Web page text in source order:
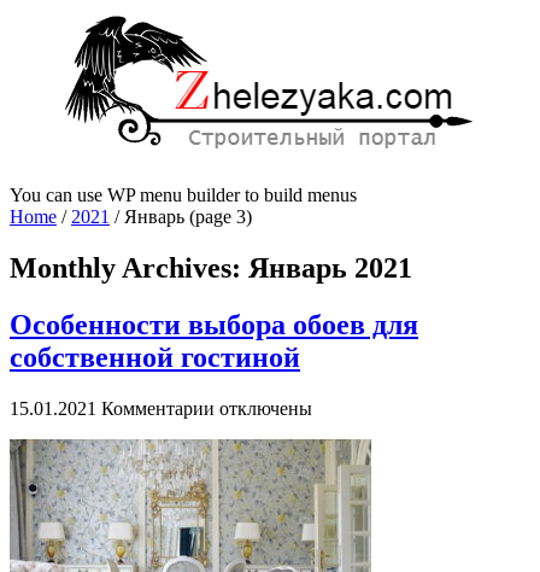
You can use WP menu builder to build menus
Home /2021 /Январь (page 3)
Monthly Archives: Январь 2021
Особенности выбора обоев для
собственной гостиной
15.01.2021 Комментарии к
Особенности
выбора
обоев
для
собственной
гостиной
отключены